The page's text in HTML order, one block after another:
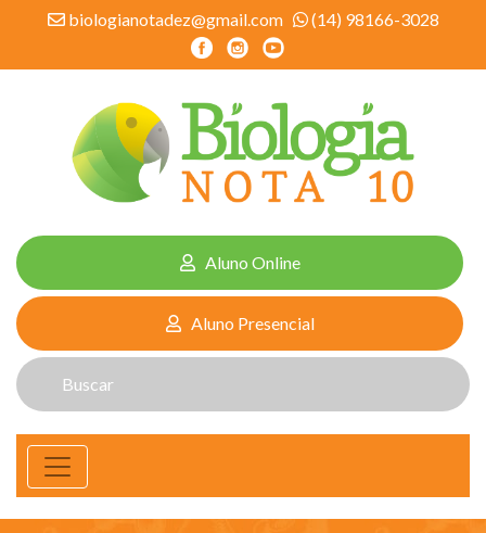
biologianotadez@gmail.com (14) 98166-3028
Aluno Online
Aluno Presencial